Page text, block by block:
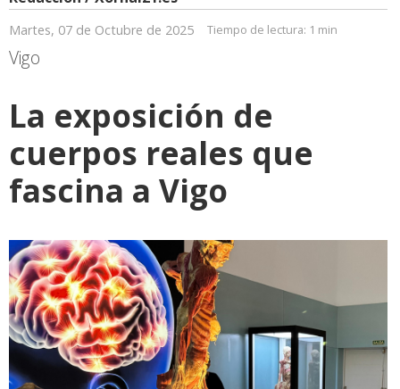
Martes, 07 de Octubre de 2025 Tiempo de lectura: 1 min
Vigo
La exposición de
cuerpos reales que
fascina a Vigo